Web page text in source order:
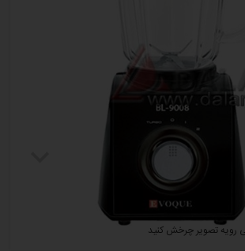
رویه تصویر چرخش کنید